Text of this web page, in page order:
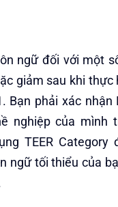
ngữ đối với một
giảm sau khi thực
Bạn phải xác nhận
nghiệp của mình
TEER Category
ngữ tối thiểu của